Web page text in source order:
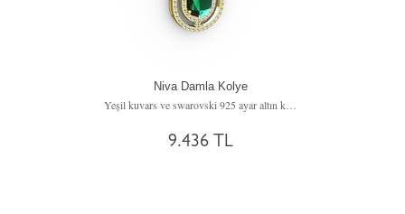
Niva Damla Kolye
Yeşil kuvars ve swarovski 925 ayar altın kaplama gümüş kolye (40 cm gümüş rolo zincir)
9.436 TL